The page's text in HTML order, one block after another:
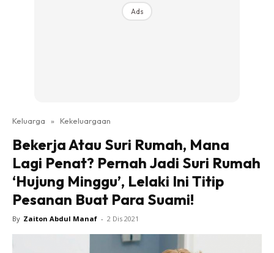
Ads
Keluarga » Kekeluargaan
Bekerja Atau Suri Rumah, Mana
Lagi Penat? Pernah Jadi Suri Rumah
‘Hujung Minggu’, Lelaki Ini Titip
Pesanan Buat Para Suami!
By Zaiton Abdul Manaf - 2 Dis 2021